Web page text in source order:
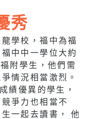
秀
學校，福中為福
中中一學位大約
附學生，他們需
情況相當激烈。
績優異的學生，
爭力也相當不
一起去讀書， 他